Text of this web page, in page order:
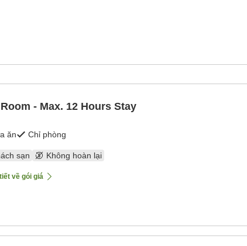
- Max. 12 Hours Stay
ăn Chỉ phòng
sạn Không hoàn lại
về gói giá